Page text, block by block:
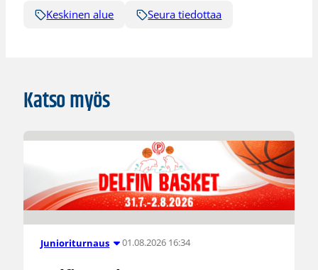
Keskinen alue Seura tiedottaa
Katso myös
Junioriturnaus 01.08.2026 16:34